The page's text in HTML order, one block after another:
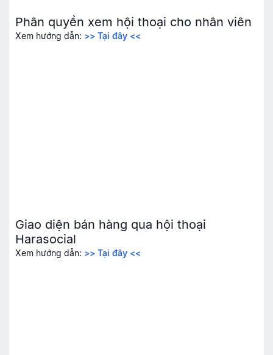
Phân quyền xem hội thoại cho nhân viên
Xem hướng dẫn: >> Tại đây <<
Giao diện bán hàng qua hội thoại
Harasocial
Xem hướng dẫn: >> Tại đây <<